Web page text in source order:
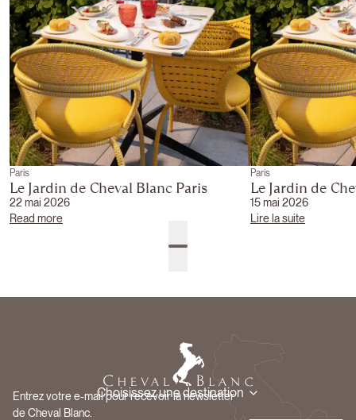
Paris
Le Jardin de Cheval Blanc Paris
22 mai 2026
Read more
Paris
Le Jardin de
15 mai 2026
Lire la suite
Choisissez une destination
Entrez votre e-mail pour recevoir la newsletter
de Cheval Blanc.